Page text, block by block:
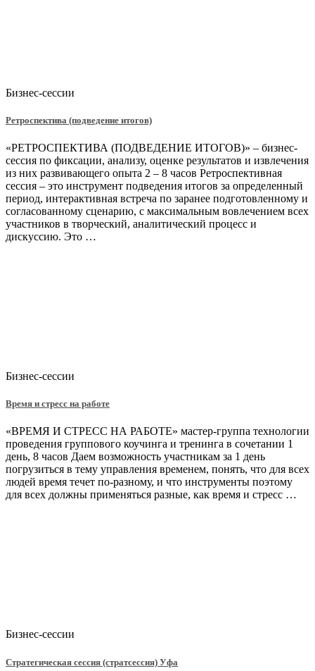
Бизнес-сессии
Ретроспектива (подведение итогов)
«РЕТРОСПЕКТИВА (ПОДВЕДЕНИЕ ИТОГОВ)» – бизнес-
сессия по фиксации, анализу, оценке результатов и извлечения
из них развивающего опыта 2 – 8 часов Ретроспективная
сессия – это инструмент подведения итогов за определенный
период, интерактивная встреча по заранее подготовленному и
согласованному сценарию, с максимальным вовлечением всех
участников в творческий, аналитический процесс и
дискуссию. Это …
Бизнес-сессии
Время и стресс на работе
«ВРЕМЯ И СТРЕСС НА РАБОТЕ» мастер-группа технологии
проведения группового коучинга и тренинга в сочетании 1
день, 8 часов Даем возможность участникам за 1 день
погрузиться в тему управления временем, понять, что для всех
людей время течет по-разному, и что инструменты поэтому
для всех должны применяться разные, как время и стресс …
Бизнес-сессии
Стратегическая сессия (стратсессия) Уфа